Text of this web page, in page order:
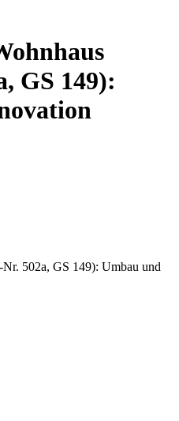
GS 149):
502a, GS 149): Umbau und